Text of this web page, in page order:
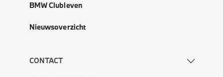
BMW Clubleven
Nieuwsoverzicht
CONTACT